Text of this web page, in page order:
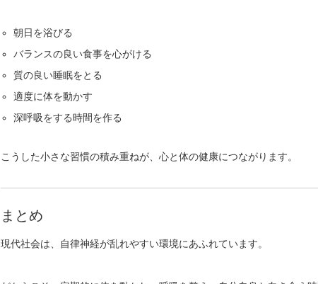
朝日を浴びる
バランスの良い食事を心がける
質の良い睡眠をとる
適度に体を動かす
深呼吸をする時間を作る
こうした小さな習慣の積み重ねが、心と体の健康につながります。
まとめ
現代社会は、自律神経が乱れやすい環境にあふれています。